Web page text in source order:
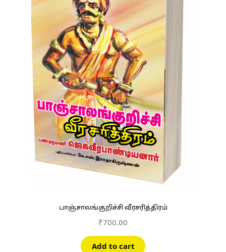
பாஞ்சாலங்குறிச்சி வீரசரித்திரம்
₹700.00
Add to cart